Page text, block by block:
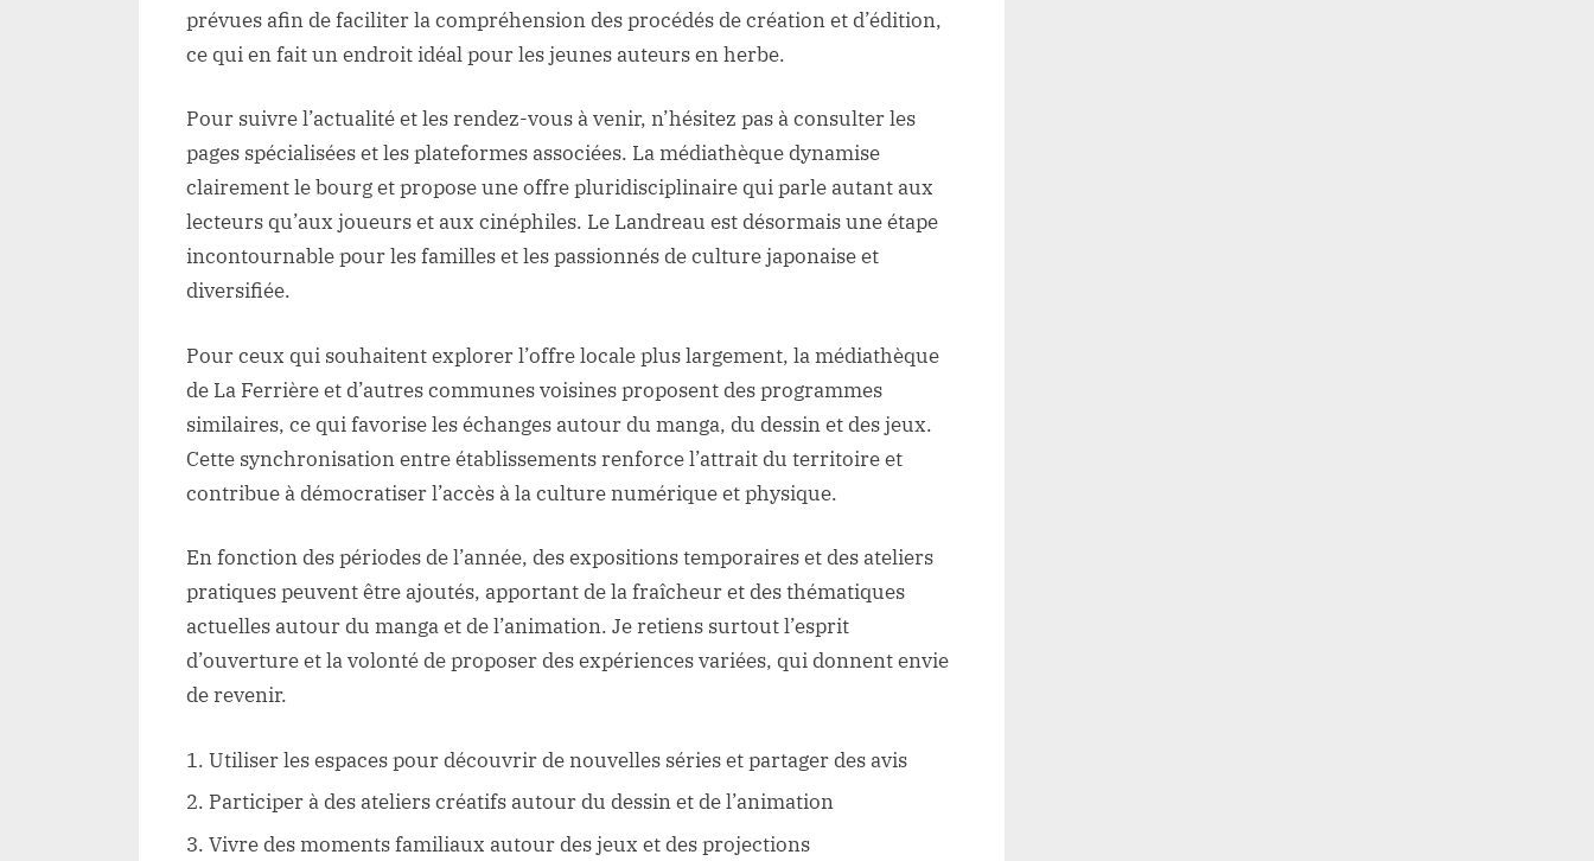
prévues afin de faciliter la compréhension des procédés de création et d’édition,
ce qui en fait un endroit idéal pour les jeunes auteurs en herbe.
Pour suivre l’actualité et les rendez-vous à venir, n’hésitez pas à consulter les
pages spécialisées et les plateformes associées. La médiathèque dynamise
clairement le bourg et propose une offre pluridisciplinaire qui parle autant aux
lecteurs qu’aux joueurs et aux cinéphiles. Le Landreau est désormais une étape
incontournable pour les familles et les passionnés de culture japonaise et
diversifiée.
Pour ceux qui souhaitent explorer l’offre locale plus largement, la médiathèque
de La Ferrière et d’autres communes voisines proposent des programmes
similaires, ce qui favorise les échanges autour du manga, du dessin et des jeux.
Cette synchronisation entre établissements renforce l’attrait du territoire et
contribue à démocratiser l’accès à la culture numérique et physique.
En fonction des périodes de l’année, des expositions temporaires et des ateliers
pratiques peuvent être ajoutés, apportant de la fraîcheur et des thématiques
actuelles autour du manga et de l’animation. Je retiens surtout l’esprit
d’ouverture et la volonté de proposer des expériences variées, qui donnent envie
de revenir.
Utiliser les espaces pour découvrir de nouvelles séries et partager des avis
Participer à des ateliers créatifs autour du dessin et de l’animation
Vivre des moments familiaux autour des jeux et des projections